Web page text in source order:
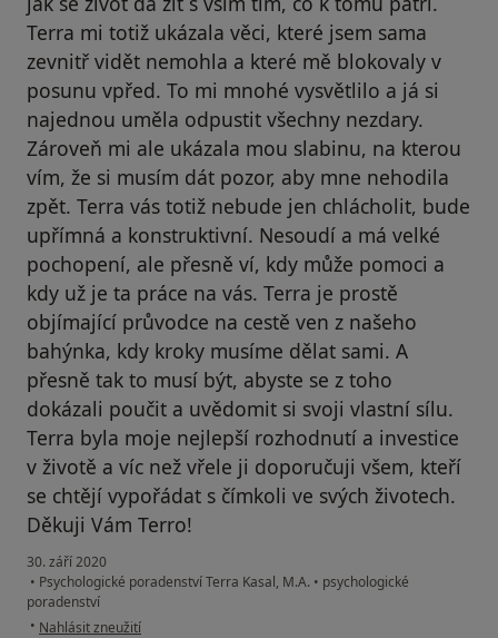
Terra mi totiž ukázala věci, které jsem sama
zevnitř vidět nemohla a které mě blokovaly v
posunu vpřed. To mi mnohé vysvětlilo a já si
najednou uměla odpustit všechny nezdary.
Zároveň mi ale ukázala mou slabinu, na kterou
vím, že si musím dát pozor, aby mne nehodila
zpět. Terra vás totiž nebude jen chlácholit, bude
upřímná a konstruktivní. Nesoudí a má velké
pochopení, ale přesně ví, kdy může pomoci a
kdy už je ta práce na vás. Terra je prostě
objímající průvodce na cestě ven z našeho
bahýnka, kdy kroky musíme dělat sami. A
přesně tak to musí být, abyste se z toho
dokázali poučit a uvědomit si svoji vlastní sílu.
Terra byla moje nejlepší rozhodnutí a investice
v životě a víc než vřele ji doporučuji všem, kteří
se chtějí vypořádat s čímkoli ve svých životech.
Děkuji Vám Terro!
30. září 2020
• Psychologické poradenství Terra Kasal, M.A. • psychologické
poradenství
• podle názoru uživatele Kateřina
Nahlásit zneužití